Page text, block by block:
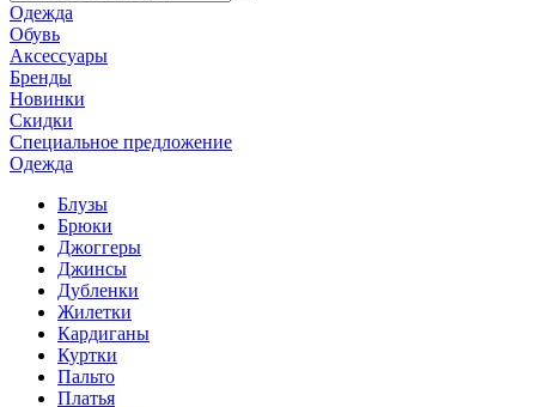
Одежда
Обувь
Аксессуары
Бренды
Новинки
Скидки
Специальное предложение
Одежда
Блузы
Брюки
Джоггеры
Джинсы
Дубленки
Жилетки
Кардиганы
Куртки
Пальто
Платья